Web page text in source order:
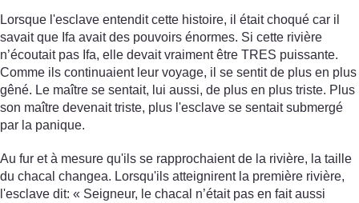
Lorsque l'esclave entendit cette histoire, il était choqué car il
savait que Ifa avait des pouvoirs énormes. Si cette rivière
n’écoutait pas Ifa, elle devait vraiment être TRES puissante.
Comme ils continuaient leur voyage, il se sentit de plus en plus
gêné. Le maître se sentait, lui aussi, de plus en plus triste. Plus
son maître devenait triste, plus l'esclave se sentait submergé
par la panique.
Au fur et à mesure qu'ils se rapprochaient de la rivière, la taille
du chacal changea. Lorsqu'ils atteignirent la première rivière,
l'esclave dit: « Seigneur, le chacal n’était pas en fait aussi